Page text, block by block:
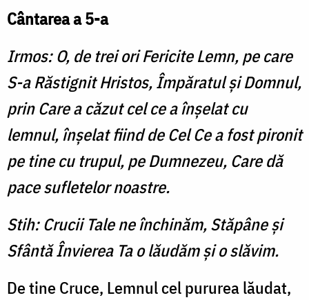
Cântarea a 5-a
Irmos: O, de trei ori Fericite Lemn, pe care
S-a Răstignit Hristos, Împăratul şi Domnul,
prin Care a căzut cel ce a înşelat cu
lemnul, înşelat fiind de Cel Ce a fost pironit
pe tine cu trupul, pe Dumnezeu, Care dă
pace sufletelor noastre.
Stih: Crucii Tale ne închinăm, Stăpâne și
Sfântă Învierea Ta o lăudăm și o slăvim.
De tine Cruce, Lemnul cel pururea lăudat,